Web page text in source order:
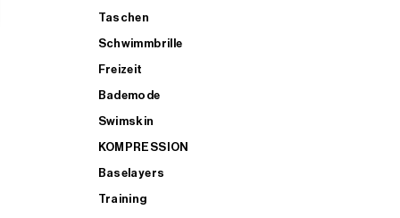
Taschen
Schwimmbrille
Freizeit
Bademode
Swimskin
KOMPRESSION
Baselayers
Training